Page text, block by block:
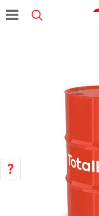
POMOĆ PRI KUPOVINI